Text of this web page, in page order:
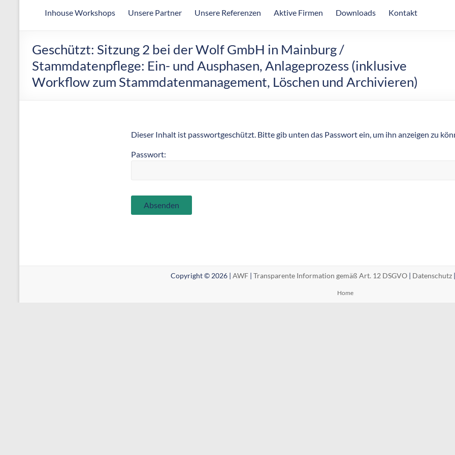
Inhouse Workshops Unsere Partner Unsere Referenzen Aktive Firmen Downloads Kontakt
Geschützt: Sitzung 2 bei der Wolf GmbH in Mainburg /
Stammdatenpflege: Ein- und Ausphasen, Anlageprozess (inklusive
Workflow zum Stammdatenmanagement, Löschen und Archivieren)
Dieser Inhalt ist passwortgeschützt. Bitte gib unten das Passwort ein, um ihn anzeigen zu
Passwort:
Copyright © 2026 | AWF | Transparente Information gemäß Art. 12 DSGVO | Datenschutz
Home